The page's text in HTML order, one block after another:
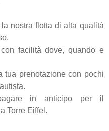
nostra flotta di alta qualità
facilità dove, quando e
tua prenotazione con pochi
in anticipo per il
Torre Eiffel.